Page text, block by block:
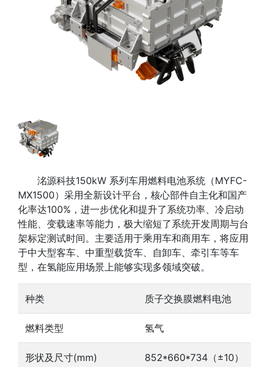
洺源科技150kW 系列车用燃料电池系统（MYFC-
MX1500）采用全新设计平台，核心部件自主化和国产
化率达100%，进一步优化和提升了系统功率、冷启动
性能、变载速率等能力，极大缩短了系统开发周期与台
架标定测试时间。主要适用于乘用车和商用车，将应用
于中大型客车、中重型载货车、自卸车、牵引车等车
型，在氢能应用场景上能够实现多领域突破。
种类 质子交换膜燃料电池
燃料类型 氢气
形状及尺寸(mm) 852*660*734（±10）